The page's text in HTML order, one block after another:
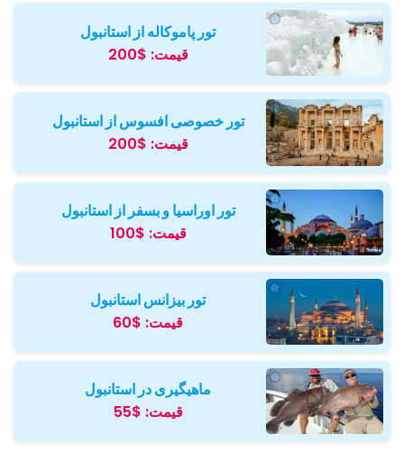
تور پاموکاله از استانبول
قیمت: $200
تور خصوصی افسوس از استانبول
قیمت: $200
تور اوراسیا و بسفر از استانبول
قیمت: $100
تور بیزانس استانبول
قیمت: $60
ماهیگیری در استانبول
قیمت: $55